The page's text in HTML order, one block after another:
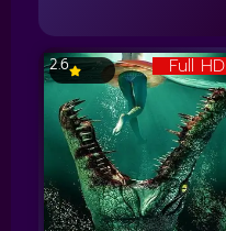
Full HD
2.6